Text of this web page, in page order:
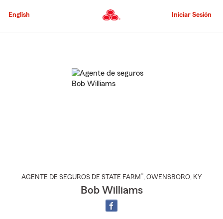
al
principal
English Iniciar Sesión
AGENTE DE SEGUROS DE STATE FARM®, OWENSBORO, KY
Bob Williams